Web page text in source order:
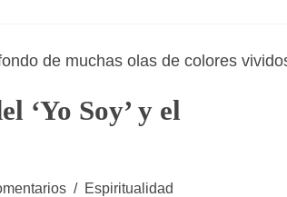
‘Yo Soy’ y el
Espiritualidad